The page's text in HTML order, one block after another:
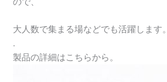
大人数で集まる場などでも活躍します。
.
製品の詳細はこちらから。